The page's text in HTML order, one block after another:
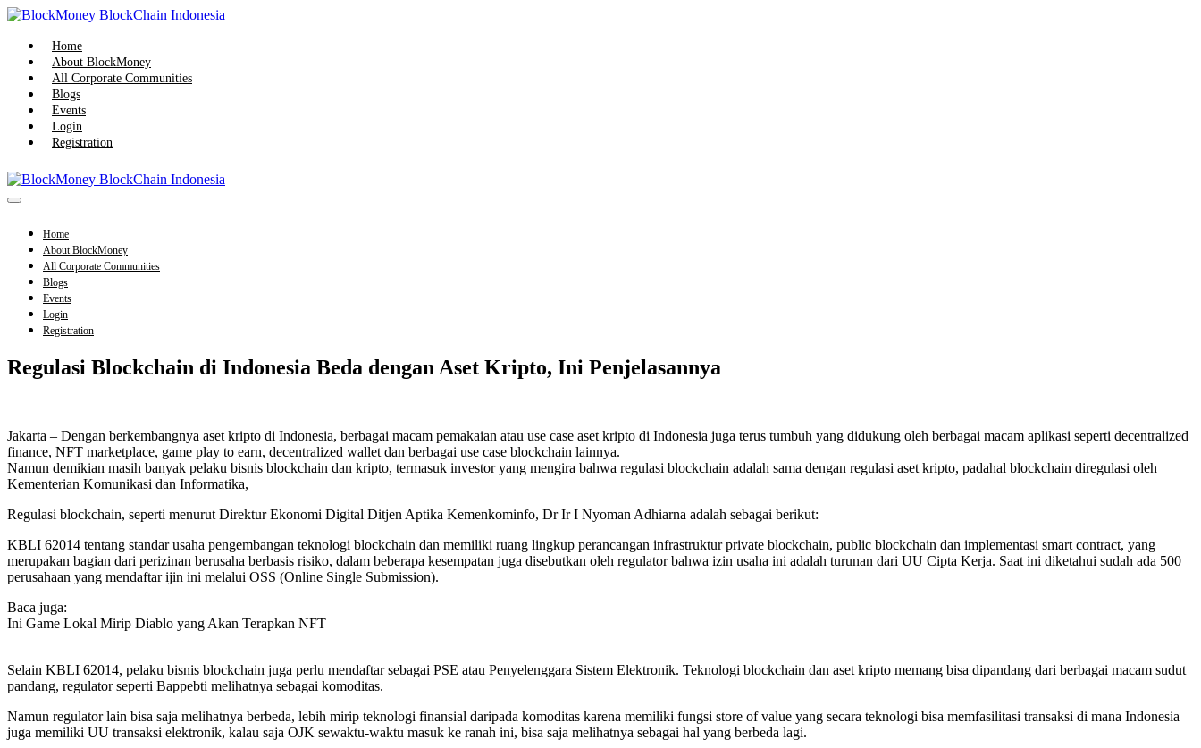
Skip
content
Home
About BlockMoney
All Corporate Communities
Blogs
Events
Login
Registration
Menu
Home
About BlockMoney
All Corporate Communities
Blogs
Events
Login
Registration
Regulasi Blockchain di Indonesia Beda dengan Aset Kripto, Ini Penjelasannya
Jakarta – Dengan berkembangnya aset kripto di Indonesia, berbagai macam pemakaian atau use case aset kripto di Indonesia juga terus tumbuh yang didukung oleh berbagai macam aplikasi seperti decentralized
finance, NFT marketplace, game play to earn, decentralized wallet dan berbagai use case blockchain lainnya.
Namun demikian masih banyak pelaku bisnis blockchain dan kripto, termasuk investor yang mengira bahwa regulasi blockchain adalah sama dengan regulasi aset kripto, padahal blockchain diregulasi oleh
Kementerian Komunikasi dan Informatika,
Regulasi blockchain, seperti menurut Direktur Ekonomi Digital Ditjen Aptika Kemenkominfo, Dr Ir I Nyoman Adhiarna adalah sebagai berikut:
KBLI 62014 tentang standar usaha pengembangan teknologi blockchain dan memiliki ruang lingkup perancangan infrastruktur private blockchain, public blockchain dan implementasi smart contract, yang
merupakan bagian dari perizinan berusaha berbasis risiko, dalam beberapa kesempatan juga disebutkan oleh regulator bahwa izin usaha ini adalah turunan dari UU Cipta Kerja. Saat ini diketahui sudah ada 500
perusahaan yang mendaftar ijin ini melalui OSS (Online Single Submission).
Baca juga:
Ini Game Lokal Mirip Diablo yang Akan Terapkan NFT
Selain KBLI 62014, pelaku bisnis blockchain juga perlu mendaftar sebagai PSE atau Penyelenggara Sistem Elektronik. Teknologi blockchain dan aset kripto memang bisa dipandang dari berbagai macam sudut
pandang, regulator seperti Bappebti melihatnya sebagai komoditas.
Namun regulator lain bisa saja melihatnya berbeda, lebih mirip teknologi finansial daripada komoditas karena memiliki fungsi store of value yang secara teknologi bisa memfasilitasi transaksi di mana Indonesia
juga memiliki UU transaksi elektronik, kalau saja OJK sewaktu-waktu masuk ke ranah ini, bisa saja melihatnya sebagai hal yang berbeda lagi.